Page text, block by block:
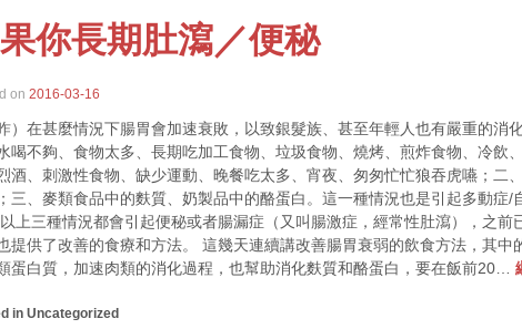
你長期肚瀉／便秘
on 2016-03-16
昨）在甚麼情況下腸胃會加速衰敗，以致銀髮族、甚至年輕人也有嚴重的消
喝不夠、食物太多、長期吃加工食物、垃圾食物、燒烤、煎炸食物、冷飲
酒、刺激性食物、缺少運動、晚餐吃太多、宵夜、匆匆忙忙狼吞虎嚥；二
三、麥類食品中的麩質、奶製品中的酪蛋白。這一種情況也是引起多動症/
上三種情況都會引起便秘或者腸漏症（又叫腸激症，經常性肚瀉），之前
提供了改善的食療和方法。 這幾天連續講改善腸胃衰弱的飲食方法，其中
蛋白質，加速肉類的消化過程，也幫助消化麩質和酪蛋白，要在飯前20…
in Uncategorized